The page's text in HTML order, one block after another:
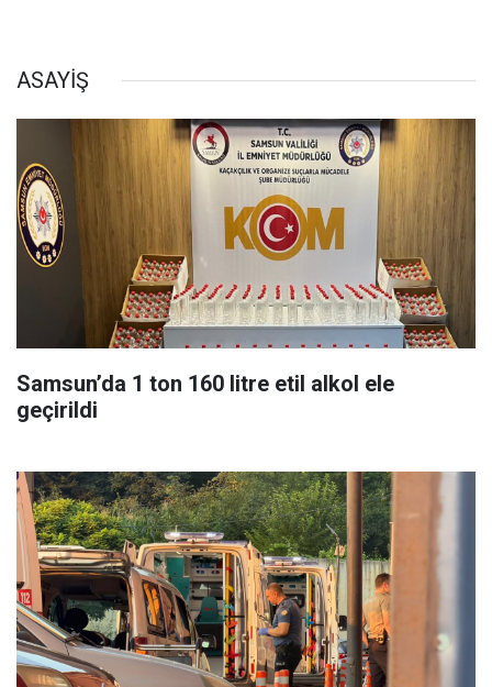
ASAYİŞ
Samsun’da 1 ton 160 litre etil alkol ele
geçirildi